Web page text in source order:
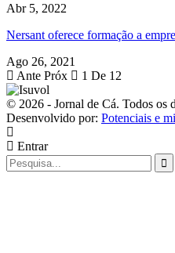
Abr 5, 2022
Nersant oferece formação a
Ago 26, 2021
Ante Próx 1 De 12
© 2026 - Jornal de Cá. Todos os
Desenvolvido por: Potenciais e
Entrar